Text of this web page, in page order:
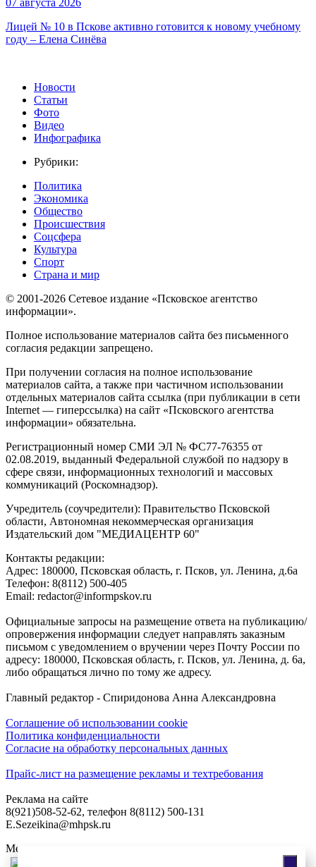
07 августа 2026
Лицей № 10 в Пскове активно готовится к новому учебному
году – Елена Синёва
Новости
Статьи
Фото
Видео
Инфографика
Рубрики:
Политика
Экономика
Общество
Происшествия
Соцсфера
Культура
Спорт
Страна и мир
© 2001-2026 Сетевое издание «Псковское агентство
информации».
Полное использование материалов сайта без письменного
согласия редакции запрещено.
При получении согласия на полное использование
материалов сайта, а также при частичном использовании
отдельных материалов сайта ссылка (при публикации в сети
Internet — гиперссылка) на сайт «Псковского агентства
информации» обязательна.
Регистрационный номер СМИ ЭЛ № ФС77-76355 от
02.08.2019, выданный Федеральной службой по надзору в
сфере связи, информационных технологий и массовых
коммуникаций (Роскомнадзор).
Учредитель (соучредители): Правительство Псковской
области, Автономная некоммерческая организация
Издательский дом "МЕДИАЦЕНТР 60"
Контакты редакции:
Адреc: 180000, Псковская область, г. Псков, ул. Ленина, д.6а
Телефон: 8(8112) 500-405
Email: redactor@informpskov.ru
Официальные запросы на размещение ответа на публикацию/
опровержения информации следует направлять заказным
письмом с уведомлением о вручении через Почту России по
адресу: 180000, Псковская область, г. Псков, ул. Ленина, д. 6а,
либо обращаться лично по тому же адресу.
Главный редактор - Спиридонова Анна Александровна
Соглашение об использовании cookie
Политика конфиденциальности
Согласие на обработку персональных данных
Прайс-лист на размещение рекламы и техтребования
Реклама на сайте
8(921)508-52-62, телефон 8(8112) 500-131
E.Sezeikina@mhpsk.ru
Меню